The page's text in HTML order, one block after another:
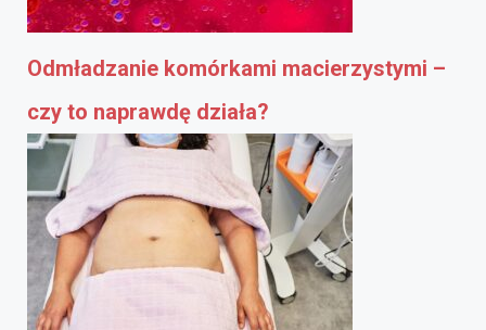
Odmładzanie komórkami macierzystymi –
czy to naprawdę działa?